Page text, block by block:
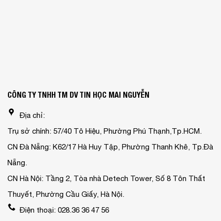
CÔNG TY TNHH TM DV TIN HỌC MAI NGUYỄN
Địa chỉ:
Trụ sở chính: 57/40 Tô Hiệu, Phường Phú Thạnh,Tp.HCM.
CN Đà Nẵng: K62/17 Hà Huy Tập, Phường Thanh Khê, Tp.Đà
Nẵng.
CN Hà Nội: Tầng 2, Tòa nhà Detech Tower, Số 8 Tôn Thất
Thuyết, Phường Cầu Giấy, Hà Nội.
Điện thoại: 028.36 36 47 56